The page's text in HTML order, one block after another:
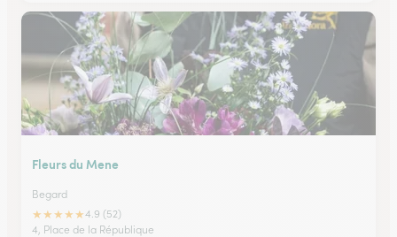
Fleurs du Mene
Begard
★★★★★4.9 (52)
4, Place de la République